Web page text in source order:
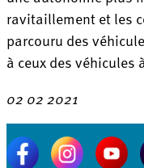
ravitaillement et les
parcouru des
à ceux des véhicules
02 02 2021